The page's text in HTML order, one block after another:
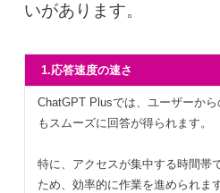
いがあります。
1.応答速度の速さ
ChatGPT Plusでは、ユーザーか
もスムーズに回答が得られます。
特に、アクセスが集中する時間帯
ため、効率的に作業を進められます